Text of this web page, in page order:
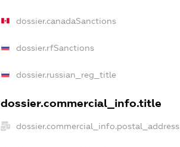
dossier.canadaSanctions
dossier.rfSanctions
dossier.russian_reg_title
dossier.commercial_info.title
dossier.commercial_info.postal_address